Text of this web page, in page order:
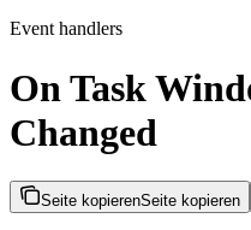
Event handlers
On Task
Changed
Seite kopierenSeite kopieren